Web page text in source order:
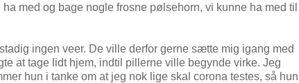
med og bage nogle frosne pølsehorn, vi kunne ha med til
ingen veer. De ville derfor gerne sætte mig igang med
at tage lidt hjem, indtil pillerne ville begynde virke. Jeg
hun i tanke om at jeg nok lige skal corona testes, så hun